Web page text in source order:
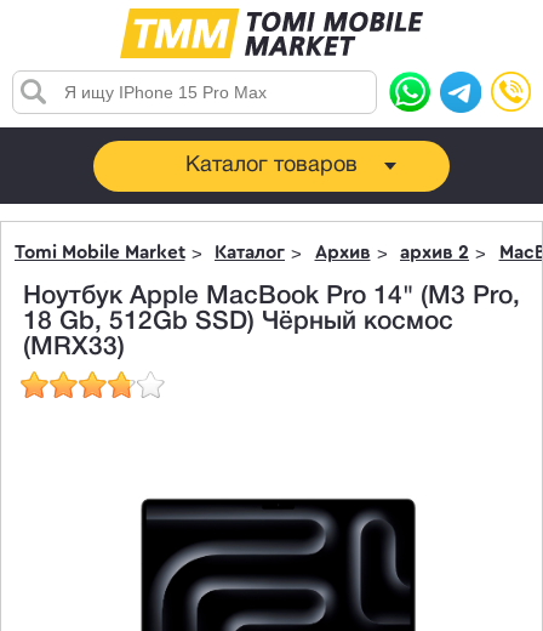
Каталог товаров
Tomi Mobile Market Каталог Архив архив 2
Ноутбук Apple MacBook Pro 14" (M3 Pro,
18 Gb, 512Gb SSD) Чёрный космос
(MRX33)